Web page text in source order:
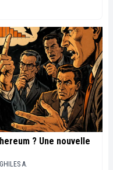
? Une nouvelle
GHILES A.